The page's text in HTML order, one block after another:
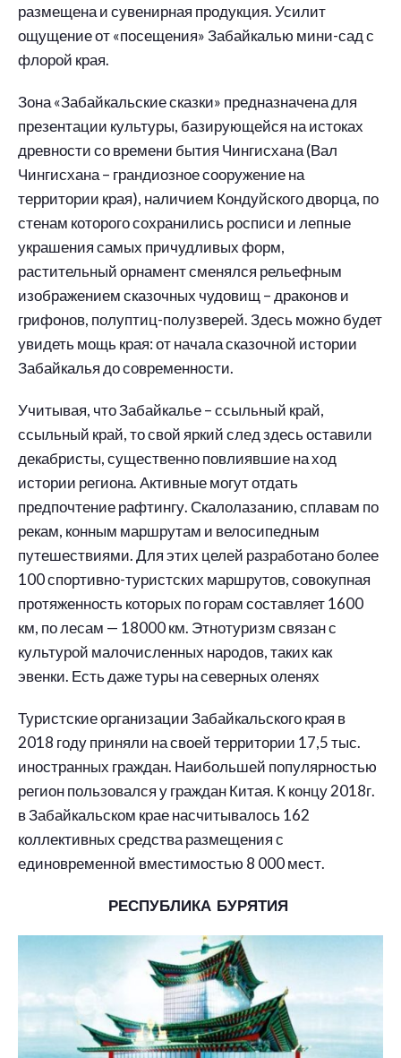
размещена и сувенирная продукция. Усилит
ощущение от «посещения» Забайкалью мини-сад с
флорой края.
Зона «Забайкальские сказки» предназначена для
презентации культуры, базирующейся на истоках
древности со времени бытия Чингисхана (Вал
Чингисхана – грандиозное сооружение на
территории края), наличием Кондуйского дворца, по
стенам которого сохранились росписи и лепные
украшения самых причудливых форм,
растительный орнамент сменялся рельефным
изображением сказочных чудовищ – драконов и
грифонов, полуптиц-полузверей. Здесь можно будет
увидеть мощь края: от начала сказочной истории
Забайкалья до современности.
Учитывая, что Забайкалье – ссыльный край,
ссыльный край, то свой яркий след здесь оставили
декабристы, существенно повлиявшие на ход
истории региона. Активные могут отдать
предпочтение рафтингу. Скалолазанию, сплавам по
рекам, конным маршрутам и велосипедным
путешествиями. Для этих целей разработано более
100 спортивно-туристских маршрутов, совокупная
протяженность которых по горам составляет 1600
км, по лесам — 18000 км. Этнотуризм связан с
культурой малочисленных народов, таких как
эвенки. Есть даже туры на северных оленях
Туристские организации Забайкальского края в
2018 году приняли на своей территории 17,5 тыс.
иностранных граждан. Наибольшей популярностью
регион пользовался у граждан Китая. К концу 2018г.
в Забайкальском крае насчитывалось 162
коллективных средства размещения с
единовременной вместимостью 8 000 мест.
РЕСПУБЛИКА БУРЯТИЯ